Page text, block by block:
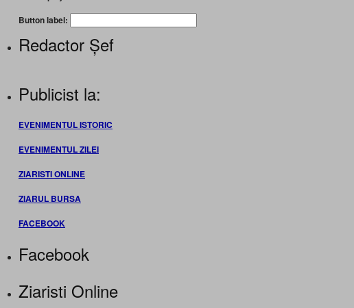
Button label:
Redactor Șef
Publicist la:
EVENIMENTUL ISTORIC
EVENIMENTUL ZILEI
ZIARISTI ONLINE
ZIARUL BURSA
FACEBOOK
Facebook
Ziaristi Online